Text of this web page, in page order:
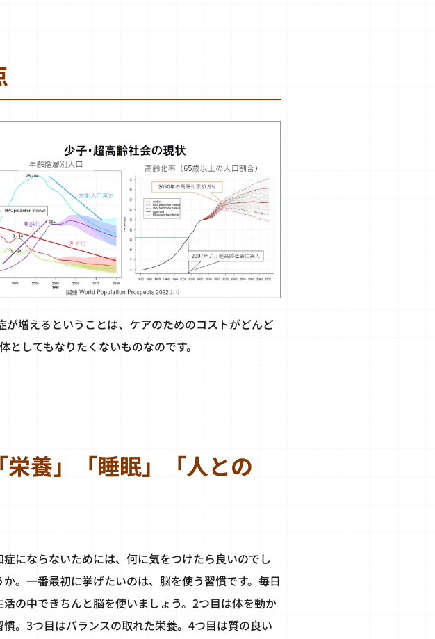
増えるということは、ケアのためのコストがどんど
してもなりたくないものなのです。
養」「睡眠」「人との
症にならないためには、何に気をつけたら良いのでし
か。一番最初に挙げたいのは、脳を使う習慣です。毎日
活の中できちんと脳を使いましょう。2つ目は体を動か
慣。3つ目はバランスの取れた栄養。4つ目は質の良い